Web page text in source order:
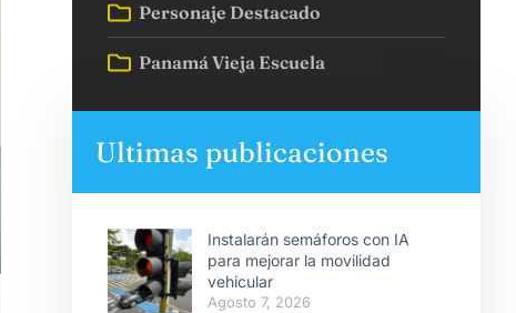
Personaje Destacado
Panamá Vieja Escuela
Ultimas publicaciones
Instalarán semáforos con IA
para mejorar la movilidad
vehicular
Agosto 7, 2026